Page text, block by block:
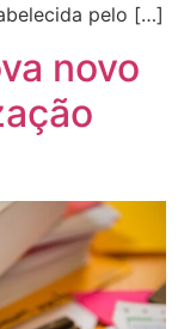
pelo […]
novo